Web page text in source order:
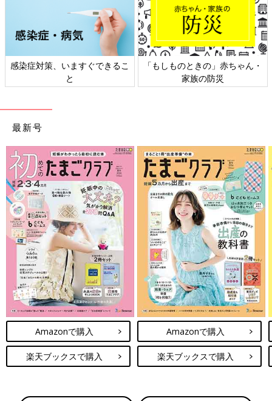
ときの」赤ちゃん・
日本外来小児科学会リーフレッ
六星占術
最新号
Amazonで購入
楽天ブックスで購入
Amazonで購入
楽天ブックスで購入